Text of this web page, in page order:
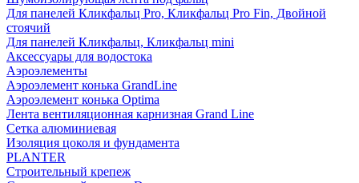
Для панелей Кликфальц Pro, Кликфальц Pro Fin, Двойной
стоячий
Для панелей Кликфальц, Кликфальц mini
Аксессуары для водостока
Аэроэлементы
Аэроэлемент конька GrandLine
Аэроэлемент конька Optima
Лента вентиляционная карнизная Grand Line
Сетка алюминиевая
Изоляция цоколя и фундамента
PLANTER
Строительный крепеж